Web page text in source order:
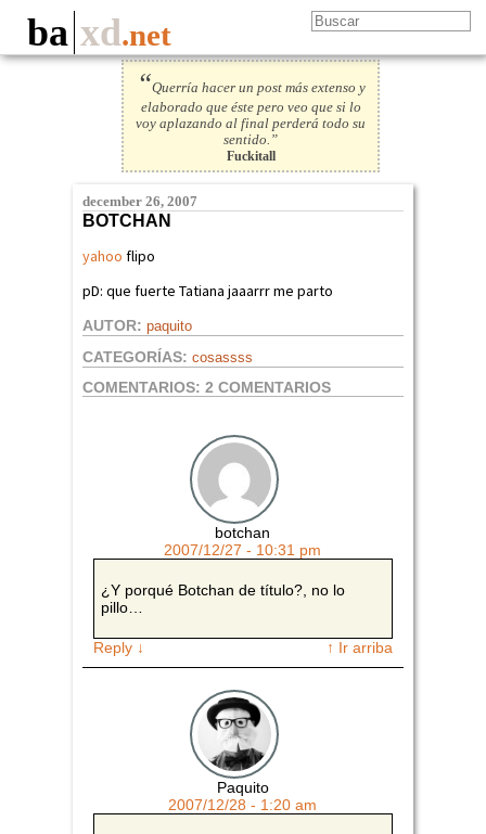
ba xd.net
“Querría hacer un post más extenso y
elaborado que éste pero veo que si lo
voy aplazando al final perderá todo su
sentido.”
Fuckitall
december 26, 2007
BOTCHAN
yahooflipo
pD: que fuerte Tatiana jaaarrr me parto
AUTOR: paquito
CATEGORÍAS: cosassss
COMENTARIOS:2 COMENTARIOS
botchan
2007/12/27 - 10:31 pm
¿Y porqué Botchan de título?, no lo
pillo…
Reply ↓ ↑ Ir arriba
Paquito
2007/12/28 - 1:20 am